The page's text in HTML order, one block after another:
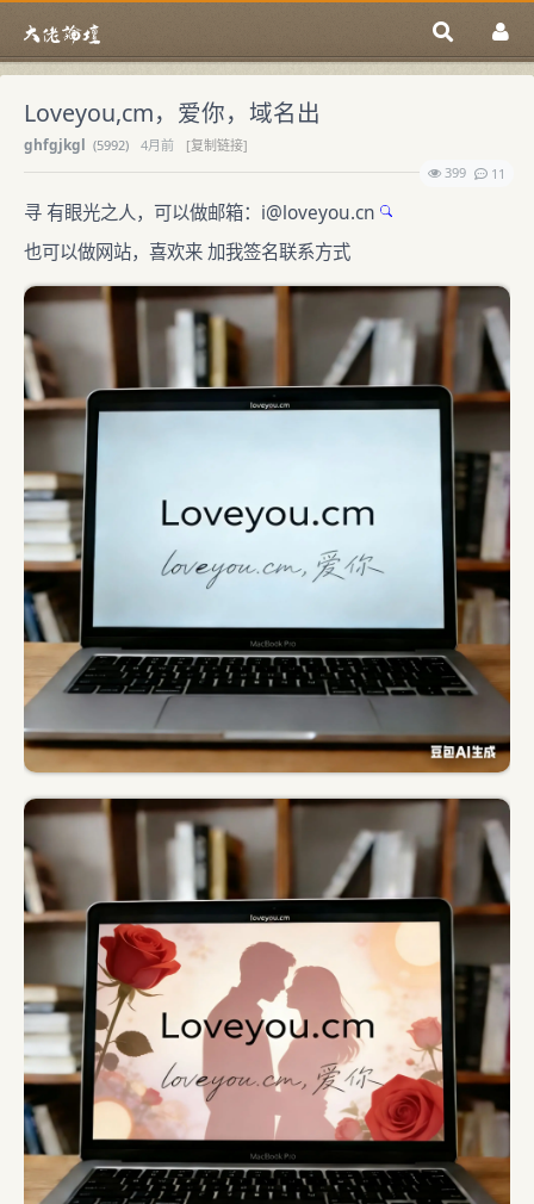
Loveyou,cm，爱你，域名出
ghfgjkgl (5992) 4月前
[复制链接]
399
11
寻 有眼光之人，可以做邮箱： i@loveyou.cn
也可以做网站，喜欢来 加我签名联系方式